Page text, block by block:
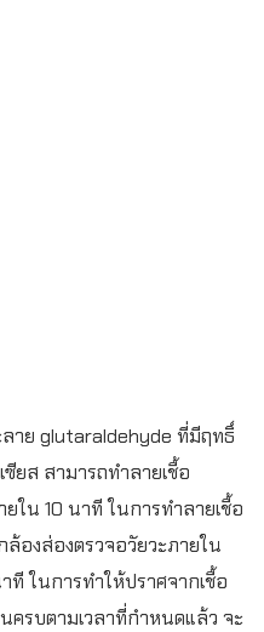
าย glutaraldehyde ที่มีฤทธิ์
ยส สามารถทำลายเชื้อ
ยใน 10 นาที ในการทำลายเชื้อ
องส่องตรวจอวัยวะภายใน
ในการทำให้ปราศจากเชื้อ
รบตามเวลาที่กำหนดแล้ว จะ